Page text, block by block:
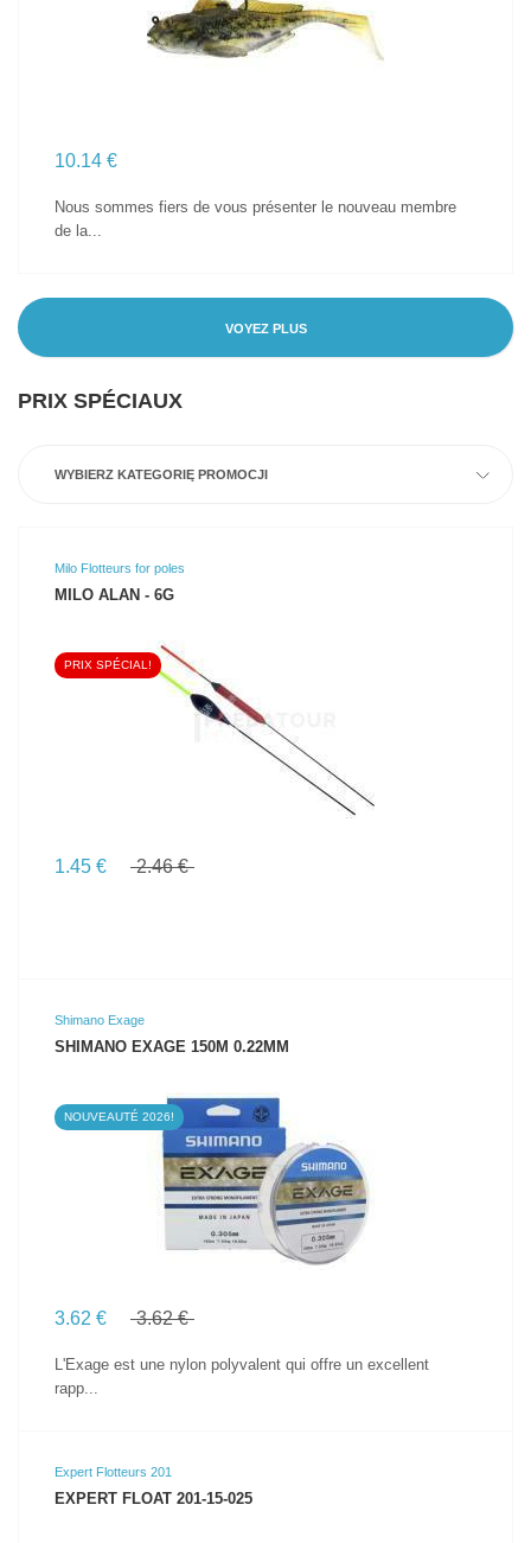
10.14 €
Nous sommes fiers de vous présenter le nouveau membre
de la...
VOYEZ PLUS
PRIX SPÉCIAUX
WYBIERZ KATEGORIĘ PROMOCJI
Milo Flotteurs for poles
MILO ALAN - 6G
VOIR LE PRODUIT
PRIX SPÉCIAL!
1.45 € 2.46 €
Shimano Exage
SHIMANO EXAGE 150M 0.22MM
VOIR LE PRODUIT
NOUVEAUTÉ 2026!
3.62 € 3.62 €
L'Exage est une nylon polyvalent qui offre un excellent
rapp...
Expert Flotteurs 201
EXPERT FLOAT 201-15-025